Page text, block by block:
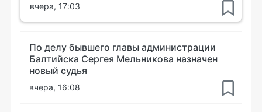
вчера, 17:03
По делу бывшего главы администрации
Балтийска Сергея Мельникова назначен
новый судья
вчера, 16:08